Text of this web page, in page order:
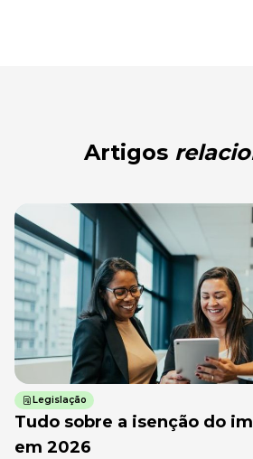
Artigos
Legislação
Tudo sobre a isenção do
em 2026